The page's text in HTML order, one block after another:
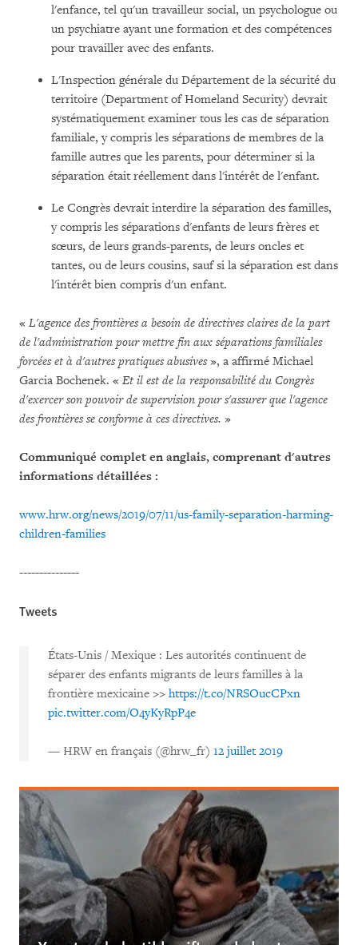
l'enfance, tel qu'un travailleur social, un psychologue ou
un psychiatre ayant une formation et des compétences
pour travailler avec des enfants.
L'Inspection générale du Département de la sécurité du
territoire (Department of Homeland Security) devrait
systématiquement examiner tous les cas de séparation
familiale, y compris les séparations de membres de la
famille autres que les parents, pour déterminer si la
séparation était réellement dans l'intérêt de l'enfant.
Le Congrès devrait interdire la séparation des familles,
y compris les séparations d'enfants de leurs frères et
sœurs, de leurs grands-parents, de leurs oncles et
tantes, ou de leurs cousins, sauf si la séparation est dans
l'intérêt bien compris d'un enfant.
« L'agence des frontières a besoin de directives claires de la part
de l'administration pour mettre fin aux séparations familiales
forcées et à d'autres pratiques abusives», a affirmé Michael
Garcia Bochenek. « Et il est de la responsabilité du Congrès
d'exercer son pouvoir de supervision pour s'assurer que l'agence
des frontières se conforme à ces directives. »
Communiqué complet en anglais, comprenant d'autres
informations détaillées :
www.hrw.org/news/2019/07/11/us-family-separation-harming-
children-families
---------------
Tweets
États-Unis / Mexique : Les autorités continuent de
séparer des enfants migrants de leurs familles à la
frontière mexicaine >> https://t.co/NRSOucCPxn
pic.twitter.com/O4yKyRpP4e
— HRW en français (@hrw_fr) 12 juillet 2019